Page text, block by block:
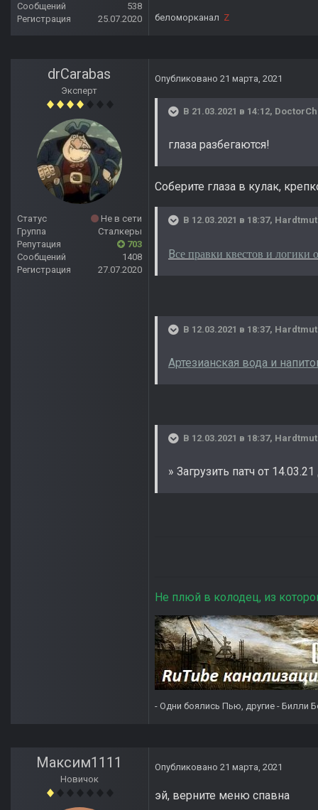
Сообщений
538
Регистрация
25.07.2020 беломорканал Z
drCarabas
Эксперт
Статус
Не в сети
Группа
Сталкеры
Репутация
703
Сообщений
1408
Регистрация
27.07.2020
Опубликовано 21 марта, 2021
В 21.03.2021 в 14:12,
глаза разбегаются!
Соберите глаза в кулак,
В 12.03.2021 в 18:37,
Все правки квестов и логики
В 12.03.2021 в 18:37,
Артезианская вода и
В 12.03.2021 в 18:37,
» Загрузить патч от
Не плюй в колодец, из
- Одни боялись Пью, другие - Билли
Максим1111
Новичок
Опубликовано 21 марта, 2021
эй, верните меню спавна